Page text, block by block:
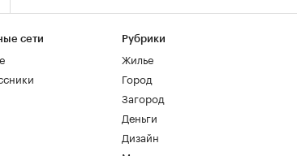
сети Рубрики
Жилье
Город
Загород
Деньги
Дизайн